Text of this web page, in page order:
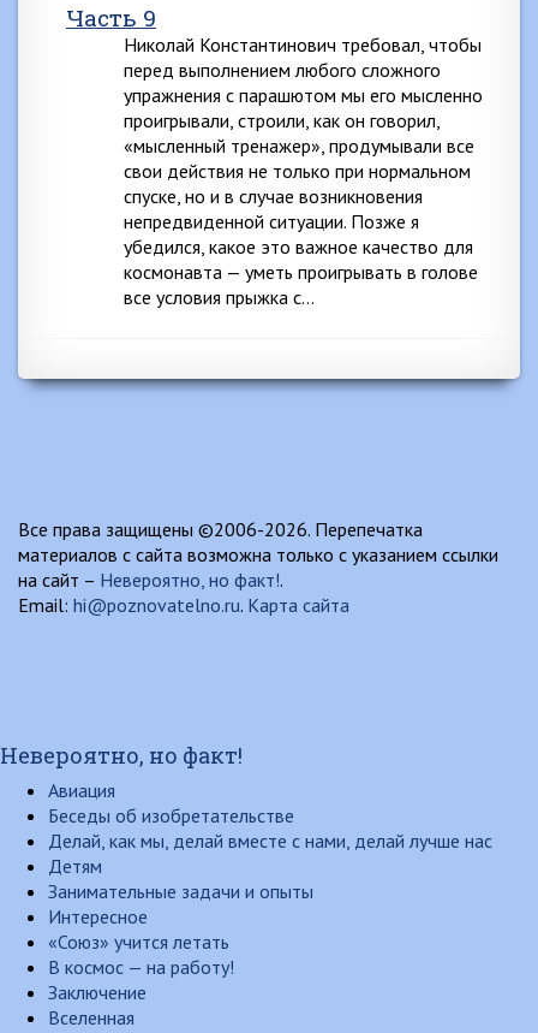
Часть 9
Николай Константинович требовал, чтобы
перед выполнением любого сложного
упражнения с парашютом мы его мысленно
проигрывали, строили, как он говорил,
«мысленный тренажер», продумывали все
свои действия не только при нормальном
спуске, но и в случае возникновения
непредвиденной ситуации. Позже я
убедился, какое это важное качество для
космонавта — уметь проигрывать в голове
все условия прыжка с…
Все права защищены ©2006-2026. Перепечатка
материалов с сайта возможна только с указанием ссылки
на сайт – Невероятно, но факт!.
Email: hi@poznovatelno.ru. Карта сайта
Невероятно, но факт!
Авиация
Беседы об изобретательстве
Делай, как мы, делай вместе с нами, делай лучше нас
Детям
Занимательные задачи и опыты
Интересное
«Союз» учится летать
В космос — на работу!
Заключение
Вселенная